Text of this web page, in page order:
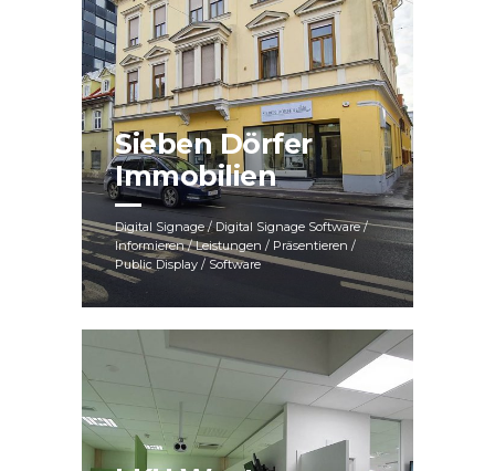
Sieben Dörfer
Immobilien
Digital Signage / Digital Signage Software /
Informieren / Leistungen / Präsentieren /
Public Display / Software